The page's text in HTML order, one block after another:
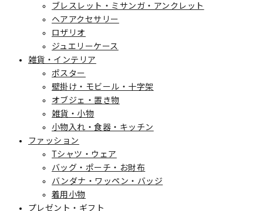
ブレスレット・ミサンガ・アンクレット
ヘアアクセサリー
ロザリオ
ジュエリーケース
雑貨・インテリア
ポスター
壁掛け・モビール・十字架
オブジェ・置き物
雑貨・小物
小物入れ・食器・キッチン
ファッション
Tシャツ・ウェア
バッグ・ポーチ・お財布
バンダナ・ワッペン・バッジ
着用小物
プレゼント・ギフト